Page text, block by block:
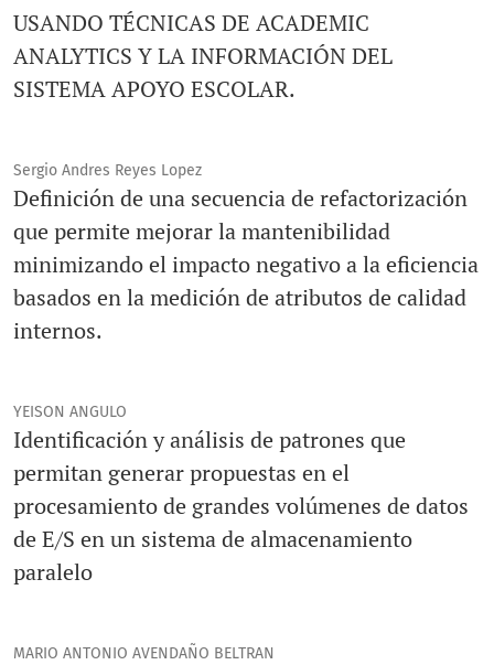
USANDO TÉCNICAS DE ACADEMIC
ANALYTICS Y LA INFORMACIÓN DEL
SISTEMA APOYO ESCOLAR.
Sergio Andres Reyes Lopez
Definición de una secuencia de refactorización
que permite mejorar la mantenibilidad
minimizando el impacto negativo a la eficiencia
basados en la medición de atributos de calidad
internos.
YEISON ANGULO
Identificación y análisis de patrones que
permitan generar propuestas en el
procesamiento de grandes volúmenes de datos
de E/S en un sistema de almacenamiento
paralelo
MARIO ANTONIO AVENDAÑO BELTRAN